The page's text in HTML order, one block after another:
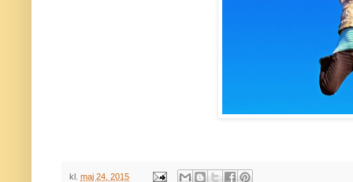
kl. maj 24, 2015